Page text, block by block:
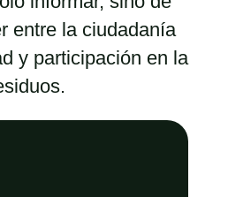
entre la ciudadanía
y participación en la